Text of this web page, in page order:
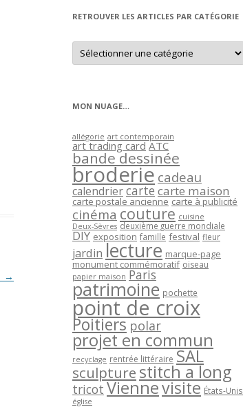
→
RETROUVER LES ARTICLES PAR CATÉGORIE
Retrouver
les
articles
MON NUAGE…
allégorie art contemporain
art trading card ATC
bande dessinée
broderie cadeau
calendriercartecarte maison
carte postale ancienne carte à publicité
cinéma couture cuisine
Deux-Sèvres deuxième guerre mondiale
DIY exposition famille festival fleur
jardin lecture marque-page
monument commémoratif oiseau
papier maison Paris
patrimoine pochette
point de croix
Poitiers polar
projet en commun
recyclage rentrée littéraire SAL
sculpture stitch a long
tricot Viennevisite États-Unis
église